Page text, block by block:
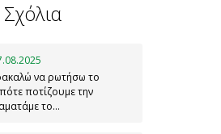
Σχόλια
να ρωτήσω το
ποτίζουμε την
το…